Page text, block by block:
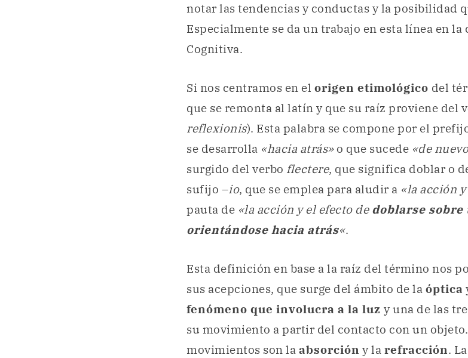
notar las tendencias y conductas y la posibilidad
Especialmente se da un trabajo en esta línea en
Cognitiva.
Si nos centramos en el origen etimológico del
que se remonta al latín y que su raíz proviene del
reflexionis). Esta palabra se compone por el
se desarrolla «hacia atrás»o que sucede «de
surgido del verbo flectere, que significa doblar o
sufijo –io, que se emplea para aludir a «la acción
pauta de «la acción y el efecto de doblarse sobre
orientándose hacia atrás«.
Esta definición en base a la raíz del término nos
sus acepciones, que surge del ámbito de la óptica
fenómeno que involucra a la luz y una de las
su movimiento a partir del contacto con un
movimientos son la absorción y la refracción. La